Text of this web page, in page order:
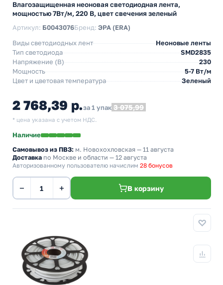
Влагозащищенная неоновая светодиодная лента,
мощностью 7Вт/м, 220 В, цвет свечения зеленый
Артикул: Б0043076Бренд: ЭРА (ERA)
Виды светодиодных лент
Неоновые ленты
Тип светодиода
SMD2835
Напряжение (В)
230
Мощность
5-7 Вт/м
Цвет и цветовая температура
Зеленый
2 768,39 р.за 1 упак 3 075,99
* цена указана с учетом НДС.
Наличие
Самовывоз из ПВЗ: м. Новохохловская — 11 августа
Доставка по Москве и области — 12 августа
Авторизованному пользователю начислим 28 бонусов
− + В корзину